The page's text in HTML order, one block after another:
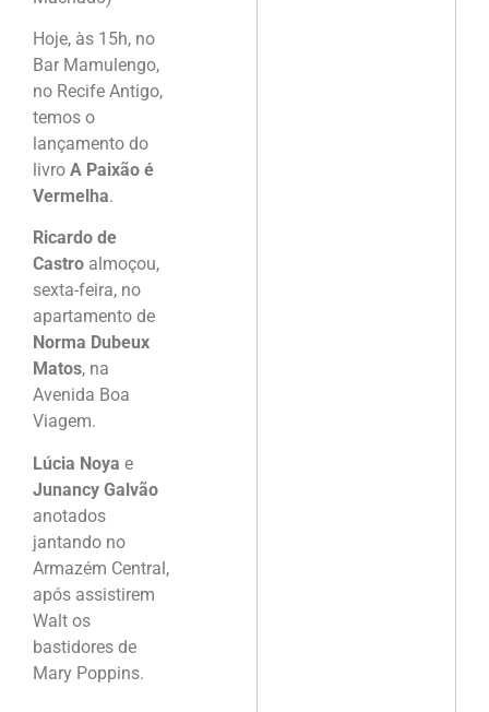
Hoje, às 15h, no
Bar Mamulengo,
no Recife Antigo,
temos o
lançamento do
livro A Paixão é
Vermelha.
Ricardo de
Castro almoçou,
sexta-feira, no
apartamento de
Norma Dubeux
Matos, na
Avenida Boa
Viagem.
Lúcia Noya e
Junancy Galvão
anotados
jantando no
Armazém Central,
após assistirem
Walt os
bastidores de
Mary Poppins.